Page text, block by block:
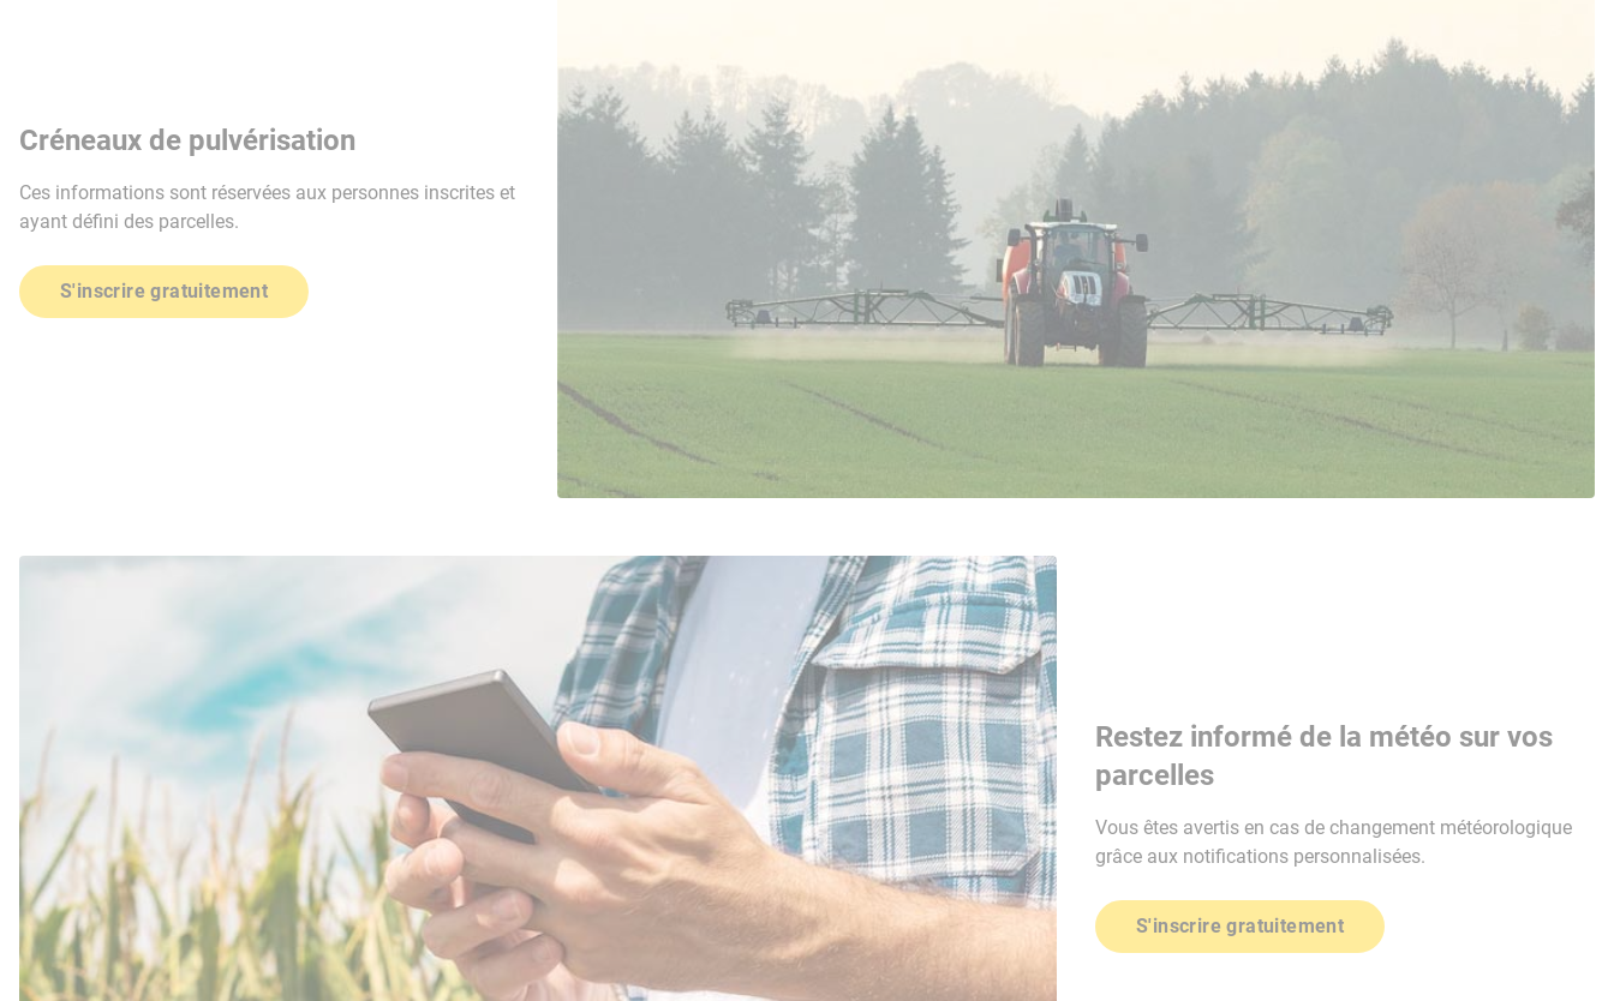
Créneaux de pulvérisation
Ces informations sont réservées aux personnes inscrites et
ayant défini des parcelles.
S'inscrire gratuitement
Restez informé de la météo sur vos
parcelles
Vous êtes avertis en cas de changement météorologique
grâce aux notifications personnalisées.
S'inscrire gratuitement